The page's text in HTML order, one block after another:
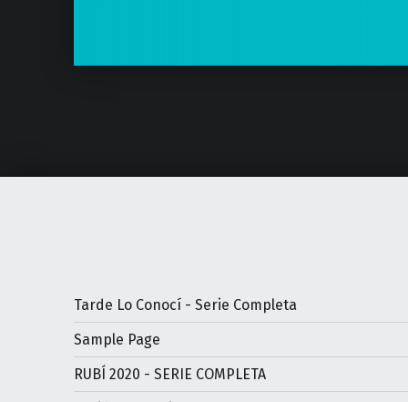
Tarde Lo Conocí - Serie Completa
Sample Page
RUBÍ 2020 - SERIE COMPLETA